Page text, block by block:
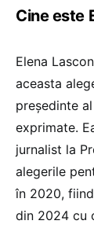
Cine este
Elena
aceasta
președinte
exprimate.
jurnalist la
alegerile
în 2020,
din 2024 cu